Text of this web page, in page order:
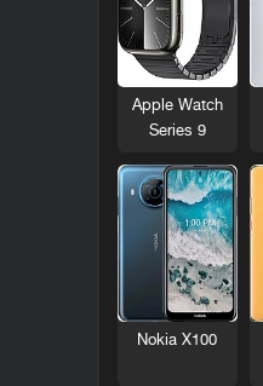
Apple Watch
Series 9
Nokia X100